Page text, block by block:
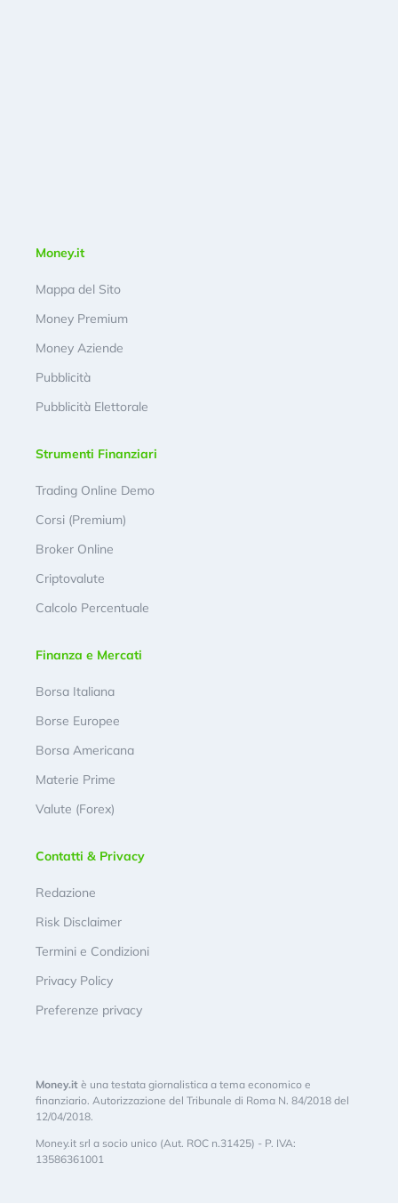
Money.it
Mappa del Sito
Money Premium
Money Aziende
Pubblicità
Pubblicità Elettorale
Strumenti Finanziari
Trading Online Demo
Corsi (Premium)
Broker Online
Criptovalute
Calcolo Percentuale
Finanza e Mercati
Borsa Italiana
Borse Europee
Borsa Americana
Materie Prime
Valute (Forex)
Contatti & Privacy
Redazione
Risk Disclaimer
Termini e Condizioni
Privacy Policy
Preferenze privacy
Money.it è una testata giornalistica a tema economico e
finanziario. Autorizzazione del Tribunale di Roma N. 84/2018 del
12/04/2018.
Money.it srl a socio unico (Aut. ROC n.31425) - P. IVA:
13586361001